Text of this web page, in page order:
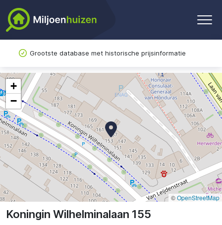
Grootste database met historische prijsinformatie
Koningin Wilhelminalaan 155
+
−
©OpenStreetMap